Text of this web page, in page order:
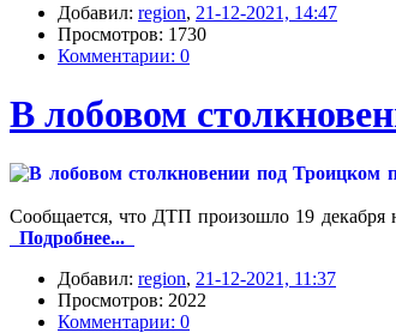
Добавил: region, 21-12-2021, 14:47
Просмотров: 1730
Комментарии: 0
В лобовом
Сообщается, что ДТП произошло 19
Подробнее...
Добавил: region, 21-12-2021, 11:37
Просмотров: 2022
Комментарии: 0